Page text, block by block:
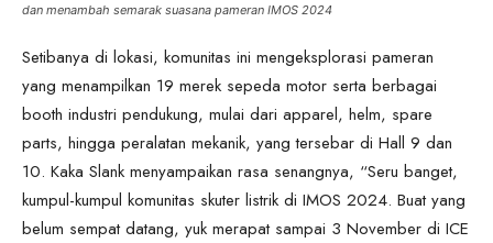
dan menambah semarak suasana pameran IMOS 2024
Setibanya di lokasi, komunitas ini mengeksplorasi pameran
yang menampilkan 19 merek sepeda motor serta berbagai
booth industri pendukung, mulai dari apparel, helm, spare
parts, hingga peralatan mekanik, yang tersebar di Hall 9 dan
10. Kaka Slank menyampaikan rasa senangnya, “Seru banget,
kumpul-kumpul komunitas skuter listrik di IMOS 2024. Buat yang
belum sempat datang, yuk merapat sampai 3 November di ICE